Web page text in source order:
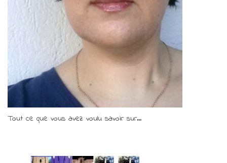
Tout ce que vous avez voulu savoir sur...